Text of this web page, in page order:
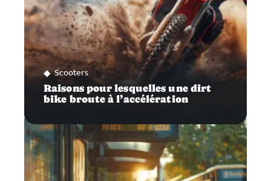
Scooters
Raisons pour lesquelles une dirt
bike broute à l’accélération